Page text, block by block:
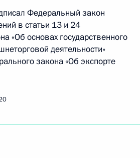
Федеральный закон
в статьи 13 и 24
«Об основах государственного
деятельности»
закона «Об экспорте